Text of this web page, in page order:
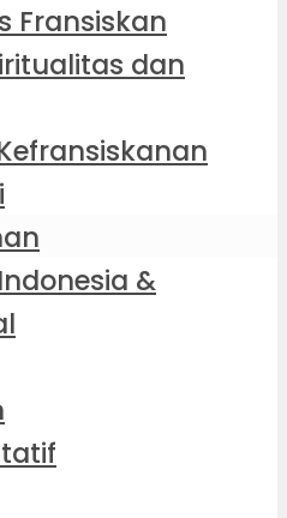
Fransiskan
dan
&